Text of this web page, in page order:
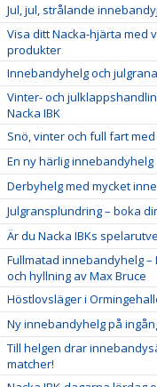
Jul, jul, strålande
Visa ditt Nacka-hjärta med
produkter
Innebandyhelg och
Vinter- och
Nacka IBK
Snö, vinter och full fart
En ny härlig innebandyhelg
Derbyhelg med mycket
Julgransplundring – boka
Är du Nacka IBKs
Fullmatad innebandyhelg –
och hyllning av Max Bruce
Höstlovsläger i
Ny innebandyhelg på
Till helgen drar
matcher!